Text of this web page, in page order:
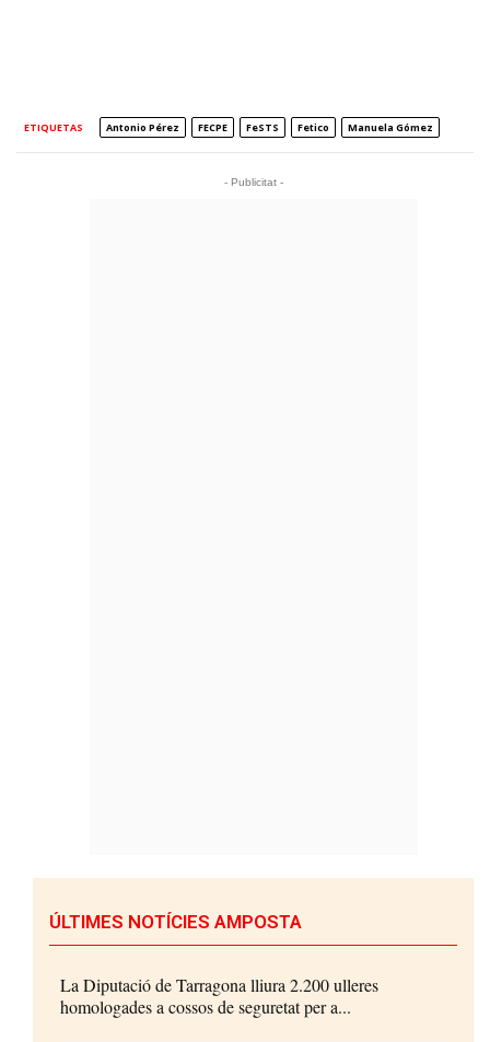
ETIQUETAS Antonio Pérez FECPE FeSTS Fetico Manuela Gómez
- Publicitat -
ÚLTIMES NOTÍCIES AMPOSTA
La Diputació de Tarragona lliura 2.200 ulleres
homologades a cossos de seguretat per a...